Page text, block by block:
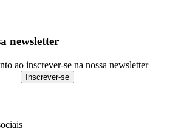
newsletter
ao inscrever-se na nossa newsletter
Inscrever-se